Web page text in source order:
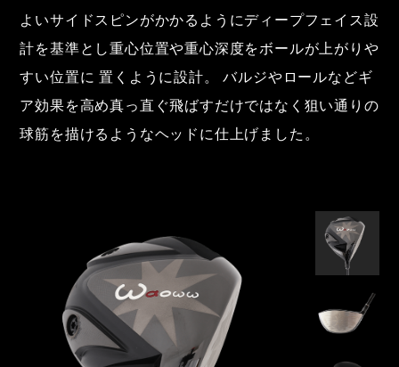
よいサイドスピンがかかるようにディープフェイス設
計を基準とし重心位置や重心深度をボールが上がりや
すい位置に 置くように設計。 バルジやロールなどギ
ア効果を高め真っ直ぐ飛ばすだけではなく狙い通りの
球筋を描けるようなヘッドに仕上げました。